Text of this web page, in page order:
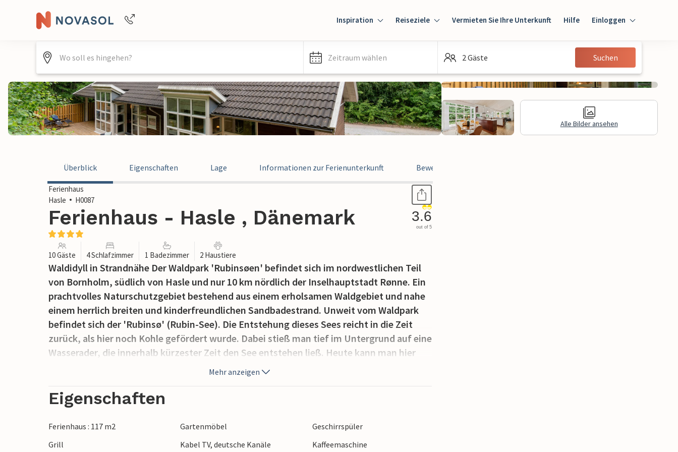
+4940688715475
Inspiration Reiseziele Vermieten Sie Ihre Unterkunft Hilfe Einloggen
Einloggen
Gast
Zeitraum wählen 2 Gäste Suchen
Alle Bilder ansehen
Überblick Eigenschaften Lage Informationen zur Ferienunterkunft Bewertungen
Ferienhaus
Hasle
H0087
Ferienhaus - Hasle , Dänemark 3.6
out of 5
10 Gäste 4 Schlafzimmer 1 Badezimmer 2 Haustiere
Waldidyll in Strandnähe Der Waldpark 'Rubinsøen' befindet sich im nordwestlichen Teil
von Bornholm, südlich von Hasle und nur 10 km nördlich der Inselhauptstadt Rønne. Ein
prachtvolles Naturschutz­gebiet bestehend aus einem erholsamen Waldgebiet und nahe
einem herrlich breiten und kinderfreundlichen Sandbadestrand. Unweit vom Waldpark
befindet sich der 'Rubinsø' (Rubin-See). Die Entstehung dieses Sees reicht in die Zeit
zurück, als hier noch Kohle gefördert wurde. Dabei stieß man tief im Untergrund auf eine
Wasserader, die innerhalb kürzester Zeit den See entstehen ließ. Heute kann man hier
vorzüglich angeln, u.a. auf Hecht. Angelkarten sind gegen Gebühr vor Ort erhältlich. In
diesem Ferienparadies, mitten im lichten Wald und unweit vom Rubinsø, entstanden
1999 diese erstklassigen, völlig neu konzipierten und in ihrer Architektur einmaligen
Qualitäts-Ferienhäuser hohen Standards. Die Einzelhäuser, locker in Zweiergruppen
angeordnet, sind in Ausstattung und Einrichtung harmonisch aufeinander abgestimmt
Mehr anzeigen
Eigenschaften
Ferienhaus : 117 m2 Gartenmöbel
Geschirrspüler
Grill
Kabel TV, deutsche Kanäle
Kaffeemaschine